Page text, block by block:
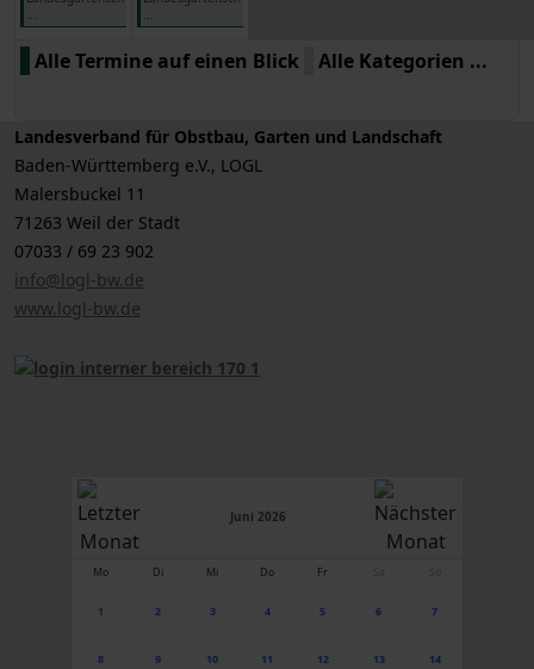
...
...
Alle Termine auf einen Blick Alle Kategorien ...
Landesverband für Obstbau, Garten und Landschaft
Baden-Württemberg e.V., LOGL
Malersbuckel 11
71263 Weil der Stadt
07033 / 69 23 902
info@logl-bw.de
www.logl-bw.de
Juni 2026
Mo Di Mi Do Fr
1 2 3 4 5 6 7
8 9 10 11 12 13 14